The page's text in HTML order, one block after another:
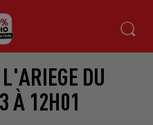
DU
À 12H01